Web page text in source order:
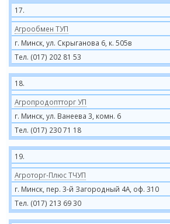
17.
Агрообмен ТУП
г. Минск, ул. Скрыганова 6, к. 505в
Тел. (017) 202 81 53
18.
Агропродоптторг УП
г. Минск, ул. Ванеева 3, комн. 6
Тел. (017) 230 71 18
19.
Агроторг-Плюс ТЧУП
г. Минск, пер. 3-й Загородный 4А, оф. 310
Тел. (017) 213 69 30